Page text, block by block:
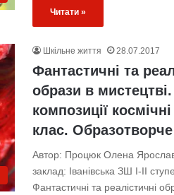
Читати »
Шкільне життя 28.07.2017
Фантастичні та
образи в
композиції
клас.
Автор: Процюк Олена
заклад: Іванівська ЗШ І-ІІ
Фантастичні та реалістичні